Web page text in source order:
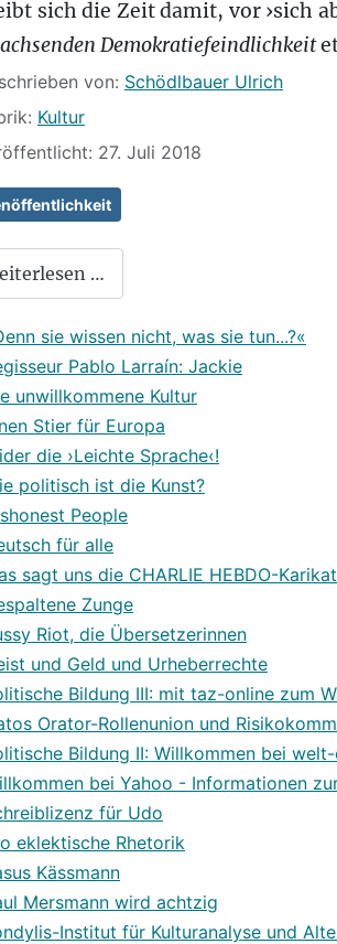
sich die Zeit damit, vor ›sich
Demokratiefeindlichkeit
von: Schödlbauer Ulrich
Kultur
27. Juli 2018
…
sie wissen nicht, was sie tun...?«
Pablo Larraín: Jackie
unwillkommene Kultur
Stier für Europa
die ›Leichte Sprache‹!
politisch ist die Kunst?
People
für alle
sagt uns die CHARLIE HEBDO-
Zunge
Riot, die Übersetzerinnen
und Geld und Urheberrechte
Bildung III: mit taz-online zum
Orator-Rollenunion und
Bildung II: Willkommen bei
bei Yahoo - Informationen
für Udo
eklektische Rhetorik
Kässmann
Mersmann wird achtzig
Institut für Kulturanalyse und